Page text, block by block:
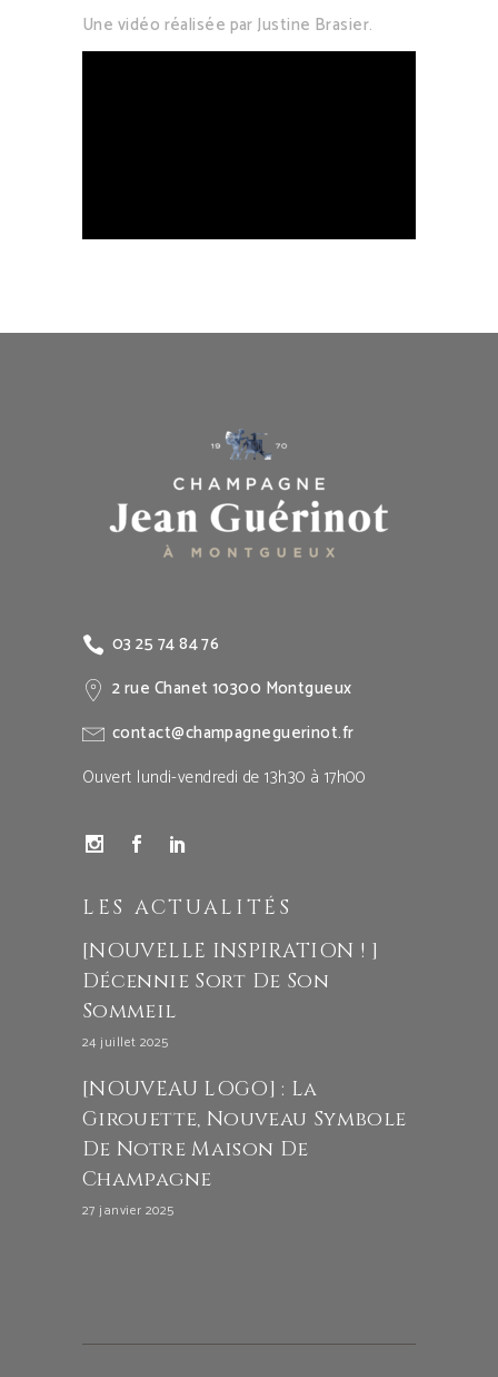
Une vidéo réalisée par Justine Brasier.
03 25 74 84 76
2 rue Chanet 10300 Montgueux
contact@champagneguerinot.fr
Ouvert lundi-vendredi de 13h30 à 17h00
LES ACTUALITÉS
[NOUVELLE INSPIRATION ! ]
Décennie Sort De Son
Sommeil
24 juillet 2025
[NOUVEAU LOGO] : La
Girouette, Nouveau Symbole
De Notre Maison De
Champagne
27 janvier 2025